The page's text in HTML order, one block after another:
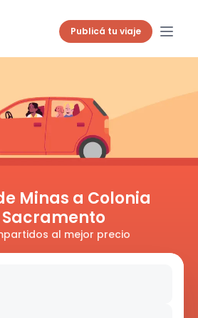
Publicá tu viaje
Minas a Colonia
Sacramento
al mejor precio